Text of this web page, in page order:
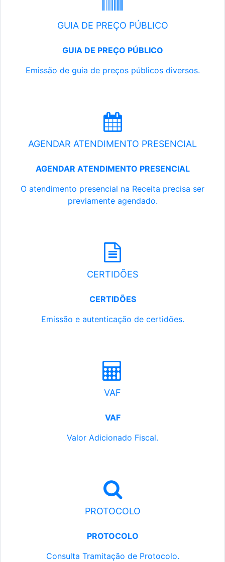
GUIA DE PREÇO PÚBLICO
GUIA DE PREÇO PÚBLICO
Emissão de guia de preços públicos diversos.
AGENDAR ATENDIMENTO PRESENCIAL
AGENDAR ATENDIMENTO PRESENCIAL
O atendimento presencial na Receita precisa ser
previamente agendado.
CERTIDÕES
CERTIDÕES
Emissão e autenticação de certidões.
VAF
VAF
Valor Adicionado Fiscal.
PROTOCOLO
PROTOCOLO
Consulta Tramitação de Protocolo.